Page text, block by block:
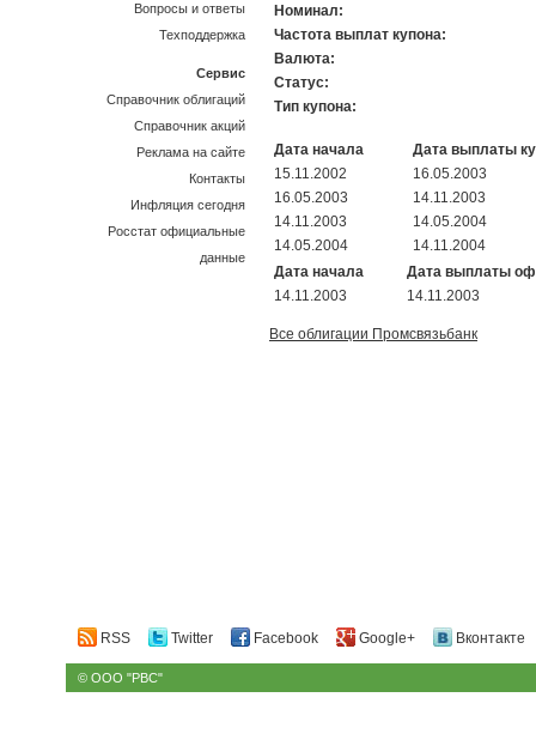
Номинал:
Частота выплат купона:
Валюта:
Статус:
Тип купона:
Дата начала
Дата выплаты
15.11.2002
16.05.2003
16.05.2003
14.11.2003
14.11.2003
14.05.2004
14.05.2004
14.11.2004
Дата начала
Дата выплаты
14.11.2003
14.11.2003
Все облигации Промсвязьбанк
Вопросы и ответы
Техподдержка
Сервис
Справочник облигаций
Справочник акций
Реклама на сайте
Контакты
Инфляция сегодня
Росстат официальные
данные
RSS Twitter Facebook Google+ Вконтакте
© ООО "РВС"